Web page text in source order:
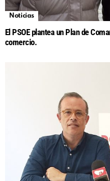
Noticias
El PSOE plantea un Plan de
comercio.